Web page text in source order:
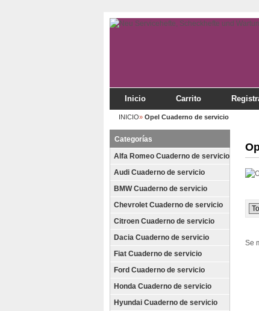
Inicio Carrito
INICIO» Opel Cuaderno de servicio
Categorías
Alfa Romeo Cuaderno de servicio
Audi Cuaderno de servicio
BMW Cuaderno de servicio
Chevrolet Cuaderno de servicio
Citroen Cuaderno de servicio
Dacia Cuaderno de servicio
Fiat Cuaderno de servicio
Ford Cuaderno de servicio
Honda Cuaderno de servicio
Hyundai Cuaderno de servicio
Se